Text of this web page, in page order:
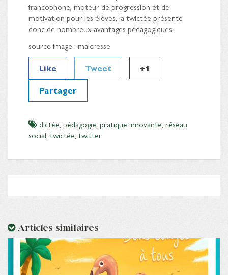
francophone, moteur de progression et de
motivation pour les élèves, la twictée présente
donc de nombreux avantages pédagogiques.
source image : maicresse
Like
Tweet
+1
Partager
dictée, pédagogie, pratique innovante, réseau
social, twictée, twitter
Articles similaires